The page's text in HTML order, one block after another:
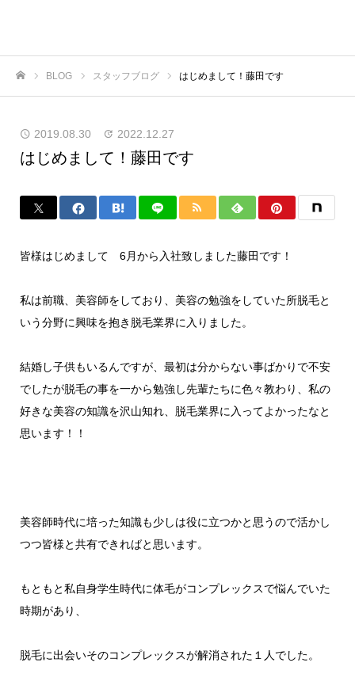
BLOG スタッフブログ はじめまして！藤田です
2019.08.30 2022.12.27
はじめまして！藤田です
皆様はじめまして 6月から入社致しました藤田です！
私は前職、美容師をしており、美容の勉強をしていた所脱毛と
いう分野に興味を抱き脱毛業界に入りました。
結婚し子供もいるんですが、最初は分からない事ばかりで不安
でしたが脱毛の事を一から勉強し先輩たちに色々教わり、私の
好きな美容の知識を沢山知れ、脱毛業界に入ってよかったなと
思います！！
美容師時代に培った知識も少しは役に立つかと思うので活かし
つつ皆様と共有できればと思います。
もともと私自身学生時代に体毛がコンプレックスで悩んでいた
時期があり、
脱毛に出会いそのコンプレックスが解消された１人でした。